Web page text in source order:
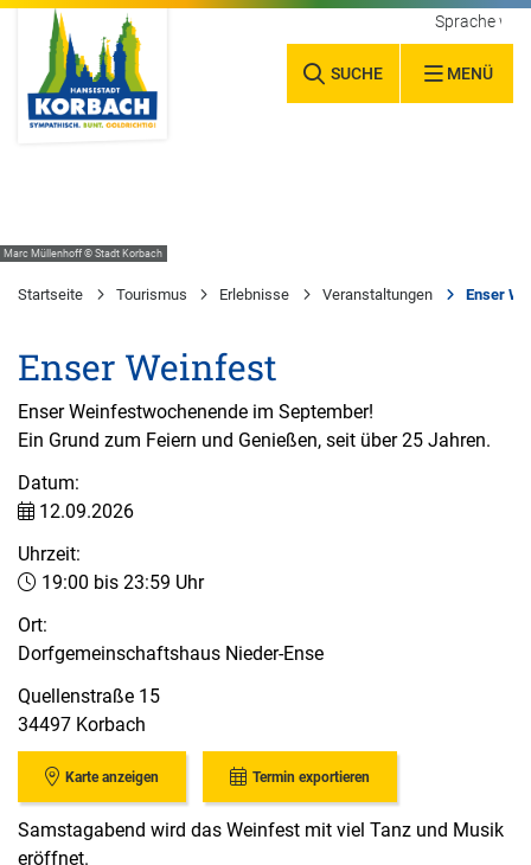
SUCHE MENÜ
Sprache
Marc Müllenhoff © Stadt Korbach
Startseite Tourismus Erlebnisse Veranstaltungen Enser
Enser Weinfest
Enser Weinfestwochenende im September!
Ein Grund zum Feiern und Genießen, seit über 25 Jahren.
Datum:
12.09.2026
Uhrzeit:
19:00 bis 23:59 Uhr
Ort:
Dorfgemeinschaftshaus Nieder-Ense
Quellenstraße 15
34497 Korbach
Karte anzeigen Termin exportieren
Samstagabend wird das Weinfest mit viel Tanz und Musik
eröffnet.